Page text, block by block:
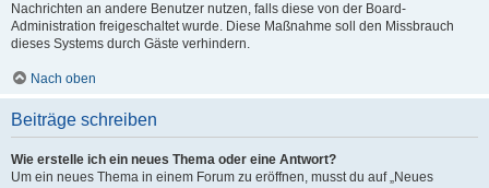
Nachrichten an andere Benutzer nutzen, falls diese von der Board-
Administration freigeschaltet wurde. Diese Maßnahme soll den Missbrauch
dieses Systems durch Gäste verhindern.
Nach oben
Beiträge schreiben
Wie erstelle ich ein neues Thema oder eine Antwort?
Um ein neues Thema in einem Forum zu eröffnen, musst du auf „Neues